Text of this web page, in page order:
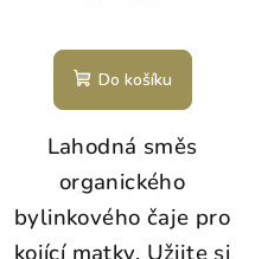
Do košíku
Lahodná směs
organického
bylinkového čaje pro